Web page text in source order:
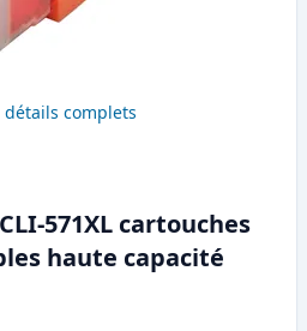
détails complets
571XL cartouches
haute capacité